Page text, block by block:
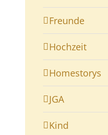
Freunde
Hochzeit
Homestorys
JGA
Kind